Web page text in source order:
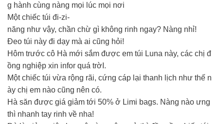
g hành cùng nàng mọi lúc mọi nơi
Một chiếc túi đi-zi-
năng như vậy, chần chừ gì không rinh ngay? Nàng nhỉ!
Đeo túi này đi dạy mà ai cũng hỏi!
Hôm trước cô Hà mới sắm được em túi Luna này, các chị đ
ồng nghiệp xin infor quá trờI.
Một chiếc túi vừa rộng rãi, cứng cáp lại thanh lịch như thế n
ày chị em nào cũng nên có.
Hà săn được giá giảm tới 50% ở Limi bags. Nàng nào ưng
thì nhanh tay rinh về nha!